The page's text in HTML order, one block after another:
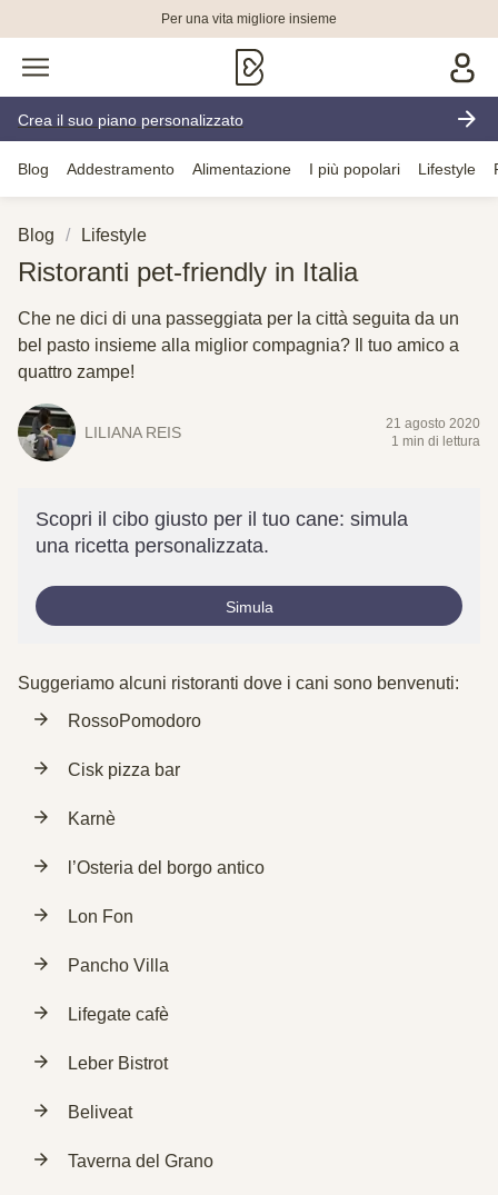
Per una vita migliore insieme
Crea il suo piano personalizzato
Blog Addestramento Alimentazione I più popolari Lifestyle
Blog Lifestyle
Ristoranti pet-friendly in Italia
Che ne dici di una passeggiata per la città seguita da un
bel pasto insieme alla miglior compagnia? Il tuo amico a
quattro zampe!
LILIANA REIS
21 agosto 2020
1 min di lettura
Scopri il cibo giusto per il tuo cane: simula
una ricetta personalizzata.
Simula
Suggeriamo alcuni ristoranti dove i cani sono benvenuti:
RossoPomodoro
Cisk pizza bar
Karnè
l’Osteria del borgo antico
Lon Fon
Pancho Villa
Lifegate cafè
Leber Bistrot
Beliveat
Taverna del Grano